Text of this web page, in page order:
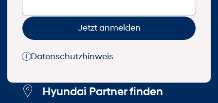
Jetzt anmelden
Datenschutzhinweis
Hyundai Partner finden